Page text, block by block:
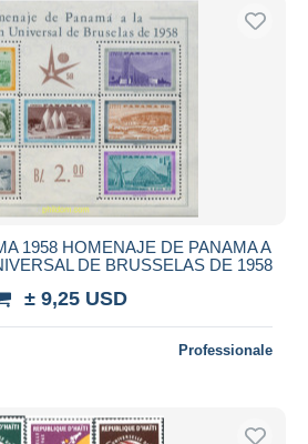
1958 HOMENAJE DE PANAMA A
DE BRUSSELAS DE 1958
± 9,25 USD
Professionale